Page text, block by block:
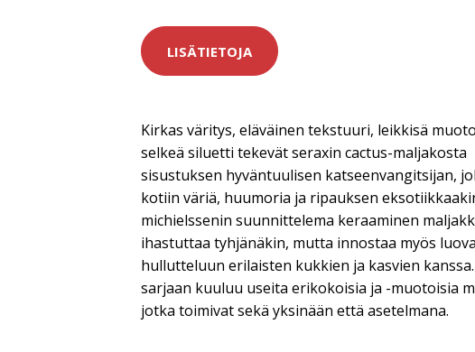
LISÄTIETOJA
Kirkas väritys, eläväinen tekstuuri, leikkisä
selkeä siluetti tekevät seraxin cactus-maljakosta
sisustuksen hyväntuulisen katseenvangitsijan,
kotiin väriä, huumoria ja ripauksen
michielssenin suunnittelema keraaminen
ihastuttaa tyhjänäkin, mutta innostaa myös
hullutteluun erilaisten kukkien ja kasvien kanssa.
sarjaan kuuluu useita erikokoisia ja -muotoisia
jotka toimivat sekä yksinään että asetelmana.